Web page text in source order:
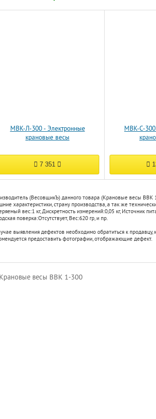
МВК-Л-300 - Электронные
крановые весы
7 351
МВК-С-300
(ВесовщикЪ) данного товара (Крановые весы ВВК
характеристики, страну производства, а так же
вес:1 кг,Дискретность измерений:0,05 кг, Источник
поверка:Отсутствует, Вес:620 гр, и пр.
выявления дефектов необходимо обратиться к
предоставить фотографии, отображающие дефект.
весы ВВК 1-300